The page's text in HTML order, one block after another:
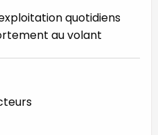
quotidiens
au volant